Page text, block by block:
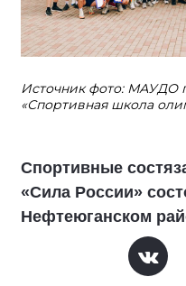
Источник фото: МАУДО
«Спортивная школа
Спортивные
«Сила России»
Нефтеюганском